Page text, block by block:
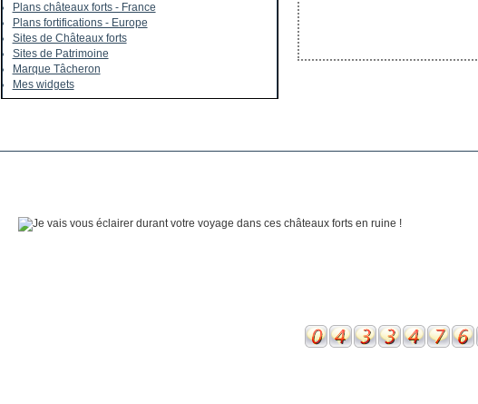
Plans châteaux forts - France
Plans fortifications - Europe
Sites de Châteaux forts
Sites de Patrimoine
Marque Tâcheron
Mes widgets